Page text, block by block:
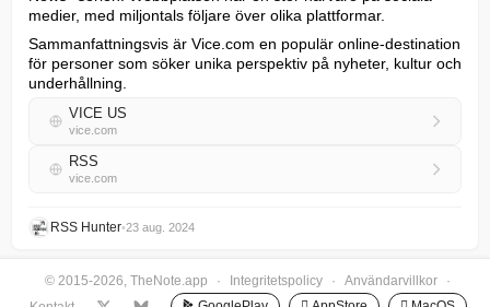
medier, med miljontals följare över olika plattformar.
Sammanfattningsvis är Vice.com en populär online-destination
för personer som söker unika perspektiv på nyheter, kultur och
underhållning.
VICE US
vice.com
RSS
vice.com
RSS Hunter•23 aug. 2024
© 2015-2026, TheNote.app · Integritetspolicy · Användarvillkor
·